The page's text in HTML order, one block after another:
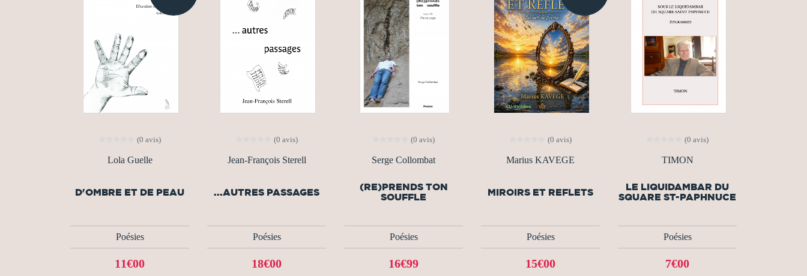
(0 avis)
Lola Guelle
D'OMBRE ET DE PEAU
Poésies
11€00
(0 avis)
Jean-François Sterell
...AUTRES PASSAGES
Poésies
18€00
(0 avis)
Serge Collombat
(RE)PRENDS TON
SOUFFLE
Poésies
16€99
(0 avis)
Marius KAVEGE
MIROIRS ET REFLETS
Poésies
15€00
(0 avis)
TIMON
LE LIQUIDAMBAR DU
SQUARE ST-PAPHNUCE
Poésies
7€00